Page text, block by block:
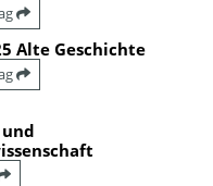
Alte Geschichte
und